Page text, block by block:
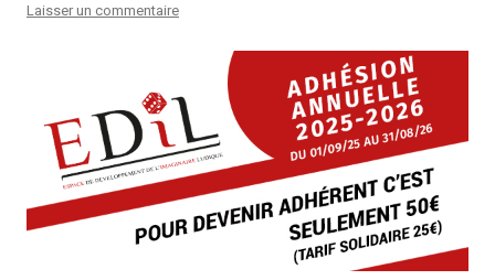
Laisser un commentaire